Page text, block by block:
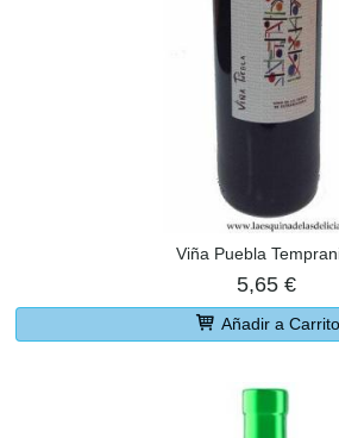
Viña Puebla
5,65 €
Añadir a Carrito